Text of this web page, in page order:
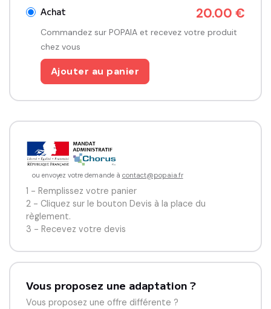
• Faciliter les interventions sur la vie intime, affective et
Représentations au crochet d’une vulve et d’un pénis
disponibles en deux couleurs différentes.
Achat 20.00 €
Commandez sur POPAIA et recevez votre produit
chez vous
Ajouter au panier
ou envoyez votre demande à contact@popaia.fr
1 - Remplissez votre panier
2 - Cliquez sur le bouton Devis à la place du
règlement.
3 - Recevez votre devis
Vous proposez une adaptation ?
Vous proposez une offre différente ?